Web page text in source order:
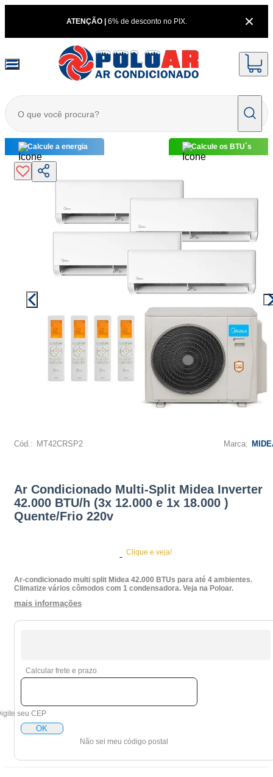
ATENÇÃO | 6% de desconto no PIX.
Calcule a energia Calcule os BTU`s
Cód.: MT42CRSP2 Marca:
Ar Condicionado Multi-Split Midea Inverter
42.000 BTU/h (3x 12.000 e 1x 18.000 )
Quente/Frio 220v
Clique e veja!
Ar-condicionado multi split Midea 42.000 BTUs para até 4 ambientes.
Climatize vários cômodos com 1 condensadora. Veja na Poloar.
mais informações
Calcular frete e prazo
seu CEP
OK
Não sei meu código postal